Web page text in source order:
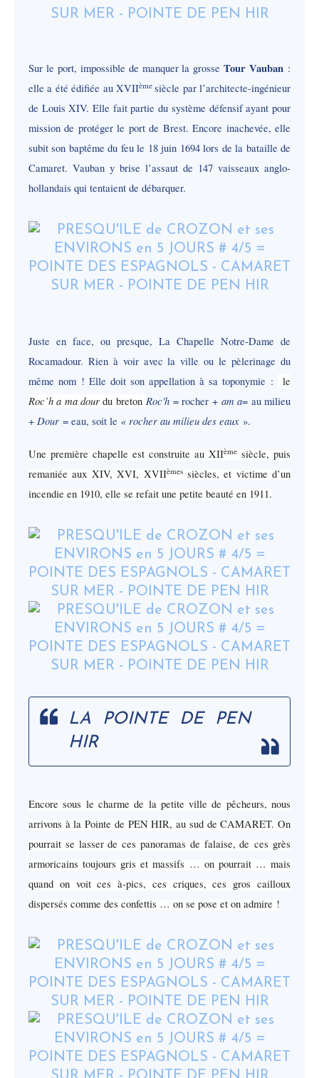
Sur le port, impossible de manquer la grosseTour Vauban :
elle a été édifiée au XVIIème siècle par l’architecte-ingénieur
de Louis XIV. Elle fait partie du système défensif ayant pour
mission de protéger le port de Brest. Encore inachevée, elle
subit son baptême du feu le 18 juin 1694 lors de la bataille de
Camaret. Vauban y brise l’assaut de 147 vaisseaux anglo-
hollandais qui tentaient de débarquer.
Juste en face, ou presque, La Chapelle Notre-Dame de
Rocamadour. Rien à voir avec la ville ou le pèlerinage du
même nom ! Elle doit son appellation à sa toponymie :
le
Roc’h a ma dourdu breton Roc'h= rocher +am a= au milieu
+ Dour = eau, soit le « rocher au milieu des eaux ».
Une première chapelle est construite au XIIème siècle, puis
remaniée aux XIV, XVI, XVIIèmessiècles, et victime d’un
incendie en 1910, elle se refait une petite beauté en 1911.
LA POINTE DE PEN
HIR
Encore sous le charme de la petite ville de pêcheurs, nous
arrivons à la Pointe de PEN HIR, au sud de CAMARET. On
pourrait se lasser de ces panoramas de falaise, de ces grès
armoricains toujours gris et massifs … on pourrait … mais
quand on voit ces à-pics, ces criques, ces gros cailloux
dispersés comme des confettis … on se pose et on admire !